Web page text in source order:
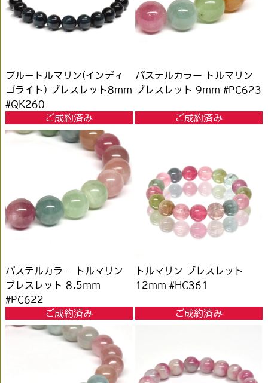
ブルートルマリン(インディ
ゴライト) ブレスレット8mm
#QK260
ご成約済み
パステルカラー トルマリン
ブレスレット 9mm #PC623
ご成約済み
パステルカラー トルマリン
ブレスレット 8.5mm
#PC622
ご成約済み
トルマリン ブレスレット
12mm #HC361
ご成約済み